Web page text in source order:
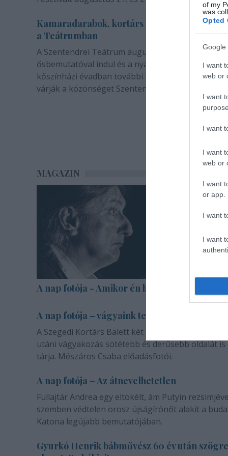
of my
was
Opted
Google
I want
web or
I want
I want
I want
web or
I want
or app.
I want
I want
Kamaradarabok, kortárs drámák,
a Teátrumban
A Szentendrei Teátrum augusztusban két
ősbemutatóval indul és a nyár végével sem zárul.
kőszínházi évadban további bemutatók és
várják a közönséget Szentendrén.
MAGAZIN
A nap fotója - Amikor én halott voltam
A nap fotója – vágyaink természetéről
A Szegedi Kortárs Balett két darabja a másik ember
utáni vágyakozás sötétebb és derűsebb oldalát is
tárja. Mészáros Csaba előadásfotói.
A nap fotója – Az átnevelhetetlen
Fullajtár Andrea egy eltökélt, ám Putyin
szemben védtelen orosz újságírónőt alakít a
Katona legújabb bemutatójában.
Gyurkó Henrik bábművész 60 év után szögre